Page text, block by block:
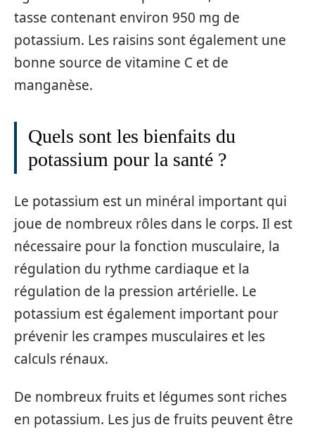
tasse contenant environ 950 mg de
potassium. Les raisins sont également une
bonne source de vitamine C et de
manganèse.
Quels sont les bienfaits du
potassium pour la santé ?
Le potassium est un minéral important qui
joue de nombreux rôles dans le corps. Il est
nécessaire pour la fonction musculaire, la
régulation du rythme cardiaque et la
régulation de la pression artérielle. Le
potassium est également important pour
prévenir les crampes musculaires et les
calculs rénaux.
De nombreux fruits et légumes sont riches
en potassium. Les jus de fruits peuvent être